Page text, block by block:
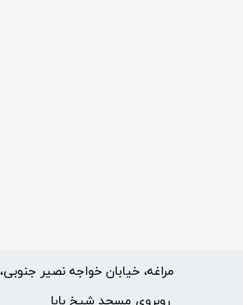
مراغه، خیابان خواجه نصیر جنوبی،
​​​​​​​ روبروی مسجد شیخ بابا